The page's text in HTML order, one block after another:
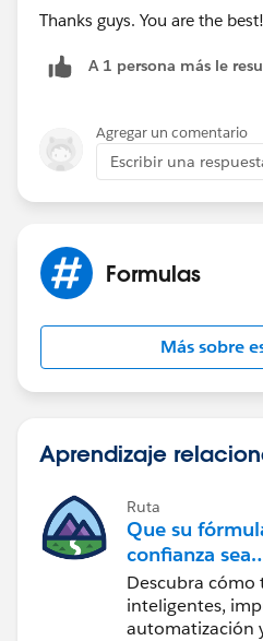
)
) & IF(
OR(
Salutation__c)),
OR(
),
" & " &
__c) & " "
)
) &
Thanks guys. You are the best!
A 1 persona más le
Agregar un comentario
Escribir una
Formulas
Más sobre
Aprendizaje
Ruta
Que su
confianza sea
CRM + IA +
Descubra cómo
inteligentes,
automatización